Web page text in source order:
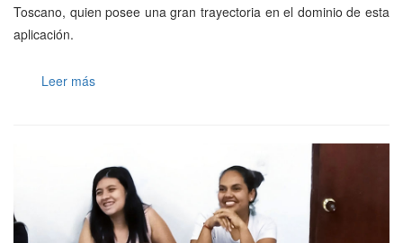
Toscano, quien posee una gran trayectoria en el dominio de esta
aplicación.
Leer más